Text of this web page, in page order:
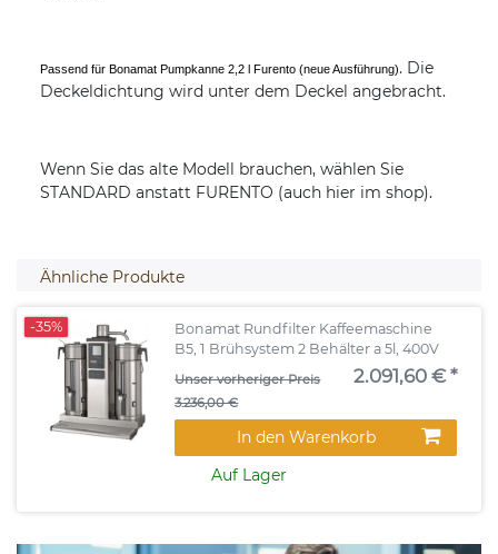
Passend für Bonamat Pumpkanne 2,2 l Furento (neue Ausführung). Die
Deckeldichtung wird unter dem Deckel angebracht.
Wenn Sie das alte Modell brauchen, wählen Sie
STANDARD anstatt FURENTO (auch hier im shop).
Ähnliche Produkte
-35%
Bonamat Rundfilter Kaffeemaschine
B5, 1 Brühsystem 2 Behälter a 5l, 400V
Unser vorheriger Preis
3.236,00 €
2.091,60 € *
In den Warenkorb
Auf Lager